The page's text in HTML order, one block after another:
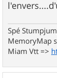
Spé
MemoryMap
Miam Vtt =>